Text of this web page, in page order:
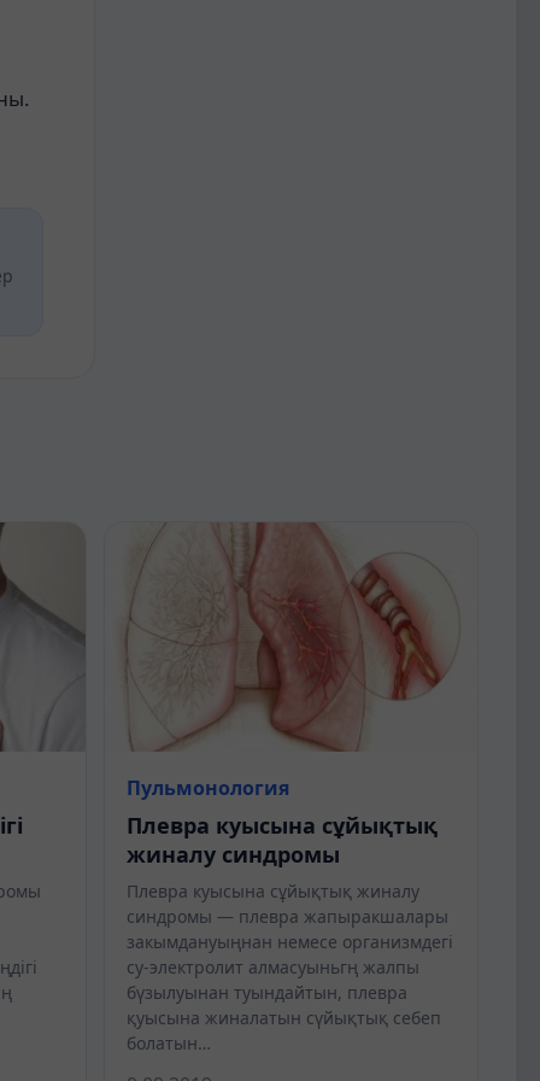
Пульмонология
Плевра куысына сұйықтық
жиналу синдромы
Плевра куысына сұйықтық жиналу
синдромы — плевра жапыракшалары
закымдануыңнан немесе организмдегі
су-электролит алмасуыньгң жалпы
бүзылуынан туындайтын, плевра
қуысына жиналатын сүйықтық себеп
болатын…